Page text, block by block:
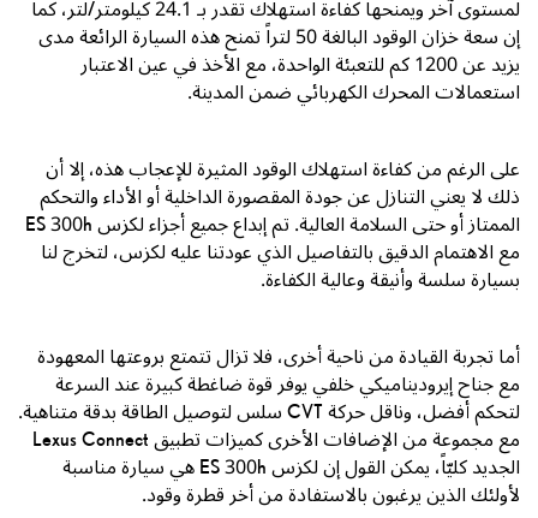
لمستوى آخر ويمنحها كفاءة استهلاك تقدر بـ 24.1كيلومتر/لتر، كما
إن سعة خزان الوقود البالغة50لتراً تمنح هذه السيارة الرائعة مدى
يزيد عن1200كم للتعبئة الواحدة، مع الأخذ في عين الاعتبار
استعمالات المحرك الكهربائي ضمن المدينة.
على الرغم من كفاءة استهلاك الوقود المثيرة للإعجاب هذه، إلا أن
ذلك لا يعني التنازل عن جودة المقصورة الداخلية أو الأداء والتحكم
الممتاز أو حتى السلامة العالية. تم إبداع جميع أجزاء لكزسES 300h
مع الاهتمام الدقيق بالتفاصيل الذي عودتنا عليه لكزس، لتخرج لنا
بسيارة سلسة وأنيقة وعالية الكفاءة.
أما تجربة القيادة من ناحية أخرى، فلا تزال تتمتع بروعتها المعهودة
مع جناح إيروديناميكي خلفي يوفر قوة ضاغطة كبيرة عند السرعة
لتحكم أفضل، وناقل حركةCVTسلس لتوصيل الطاقة بدقة متناهية.
مع مجموعة من الإضافات الأخرى كميزات تطبيقLexus Connect
الجديد كليّاً، يمكن القول إن لكزسES 300hهي سيارة مناسبة
لأولئك الذين يرغبون بالاستفادة من أخر قطرة وقود.